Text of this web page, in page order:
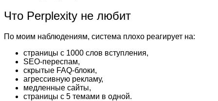
Что Perplexity не любит
По моим наблюдениям, система плохо реагирует на:
страницы с 1000 слов вступления,
SEO-переспам,
скрытые FAQ-блоки,
агрессивную рекламу,
медленные сайты,
страницы с 5 темами в одной.